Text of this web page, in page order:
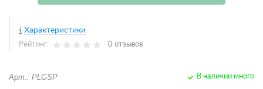
Характеристики
Рейтинг: 0 отзывов
Арт.: PLGSP В наличии много